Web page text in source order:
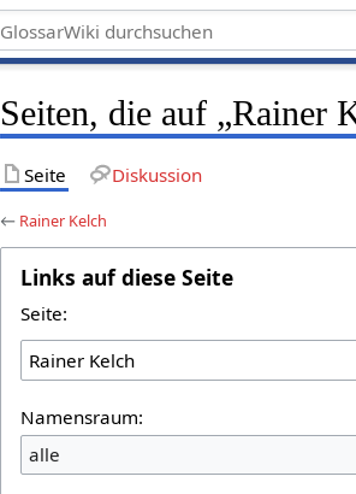
Seiten, die auf „Rainer
Seite Diskussion
← Rainer Kelch
Links auf diese Seite
Seite:
Namensraum:
alle